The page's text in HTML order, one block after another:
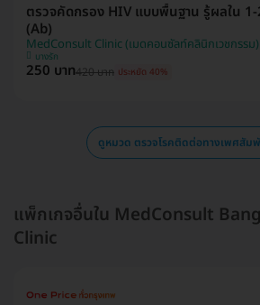
ตรวจคัดกรอง HIV แบบพื้นฐาน รู้ผลใน
(Ab)
MedConsult Clinic (เมดคอนซัลท์คลินิกเวชกรรม)
บางรัก
250 บาท420 บาท ประหยัด 40%
ดูหมวด ตรวจโรคติดต่อทางเพศสัม
แพ็กเกจอื่นใน MedConsult
Clinic